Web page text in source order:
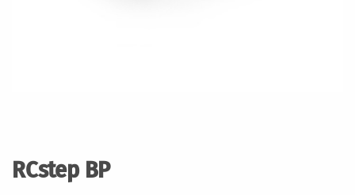
RCstep BP
begin